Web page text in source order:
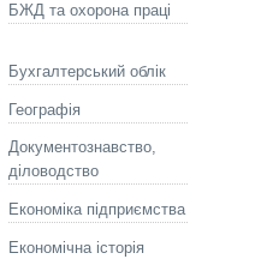
БЖД та охорона праці
Бухгалтерський облік
Географія
Документознавство,
діловодство
Економіка підприємства
Економічна історія